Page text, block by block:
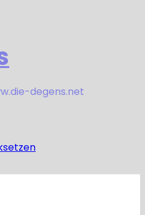
degens.net